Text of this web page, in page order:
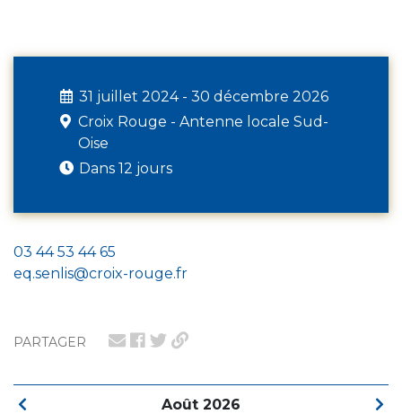
PARTAGER
Août 2026
31 juillet 2024 - 30 décembre 2026
Croix Rouge - Antenne locale Sud-
Oise
Dans 12 jours
03 44 53 44 65
eq.senlis@croix-rouge.fr